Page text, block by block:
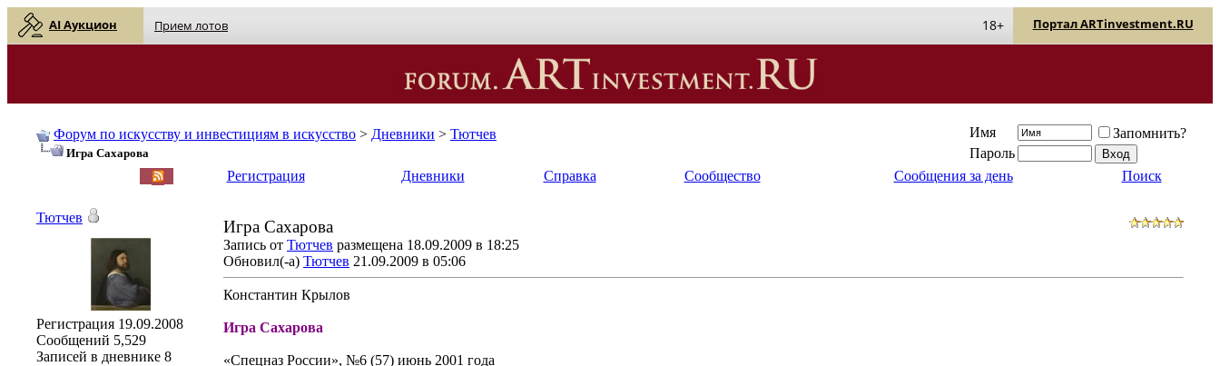
AI Аукцион Прием лотов Портал ARTinvestment.RU
18+
Форум по искусству и инвестициям в искусство > Дневники > Тютчев
Игра Сахарова
Имя
Запомнить?
Пароль
Регистрация Дневники Справка Сообщество Сообщения за день Поиск
Игра Сахарова
Запись от Тютчев размещена 18.09.2009 в 18:25
Обновил(-а) Тютчев 21.09.2009 в 05:06
Константин Крылов
Игра Сахарова
«Спецназ России», №6 (57) июнь 2001 года
Тютчев
Регистрация 19.09.2008
Сообщений 5,529
Записей в дневнике 8